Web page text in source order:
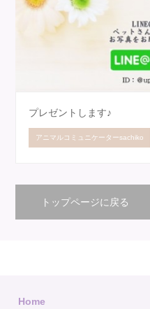
プレゼントします♪
アニマルコミュニケーターsachiko
トップページに戻る
Home